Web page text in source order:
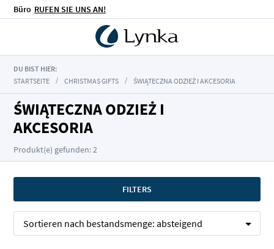
Büro RUFEN SIE UNS AN!
DU BIST HIER:
STARTSEITE
CHRISTMAS GIFTS ŚWIĄTECZNA ODZIEŻ I AKCESORIA
ŚWIĄTECZNA ODZIEŻ I
AKCESORIA
Produkt(e) gefunden: 2
FILTERS
Sortieren nach bestandsmenge: absteigend